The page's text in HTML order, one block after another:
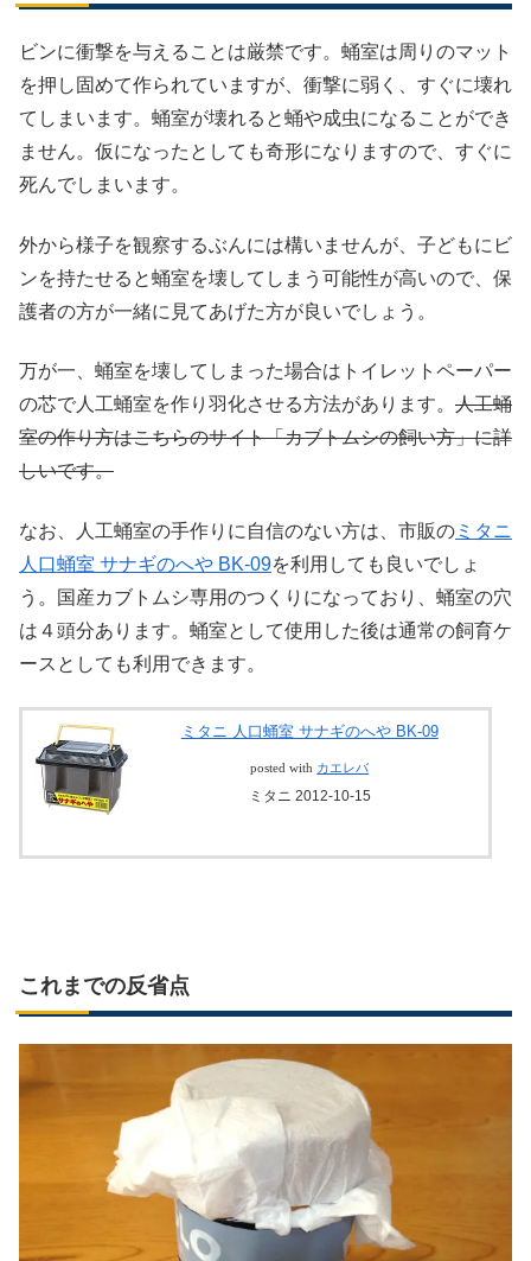
ビンに衝撃を与えることは厳禁です。蛹室は周りのマット
を押し固めて作られていますが、衝撃に弱く、すぐに壊れ
てしまいます。蛹室が壊れると蛹や成虫になることができ
ません。仮になったとしても奇形になりますので、すぐに
死んでしまいます。
外から様子を観察するぶんには構いませんが、子どもにビ
ンを持たせると蛹室を壊してしまう可能性が高いので、保
護者の方が一緒に見てあげた方が良いでしょう。
万が一、蛹室を壊してしまった場合はトイレットペーパー
の芯で人工蛹室を作り羽化させる方法があります。 人工蛹
室の作り方はこちらのサイト「カブトムシの飼い方」に詳
しいです。
なお、人工蛹室の手作りに自信のない方は、市販の ミタニ
人口蛹室 サナギのへや BK-09を利用しても良いでしょ
う。国産カブトムシ専用のつくりになっており、蛹室の穴
は４頭分あります。蛹室として使用した後は通常の飼育ケ
ースとしても利用できます。
ミタニ 人口蛹室 サナギのへや BK-09
posted with カエレバ
ミタニ 2012-10-15
これまでの反省点